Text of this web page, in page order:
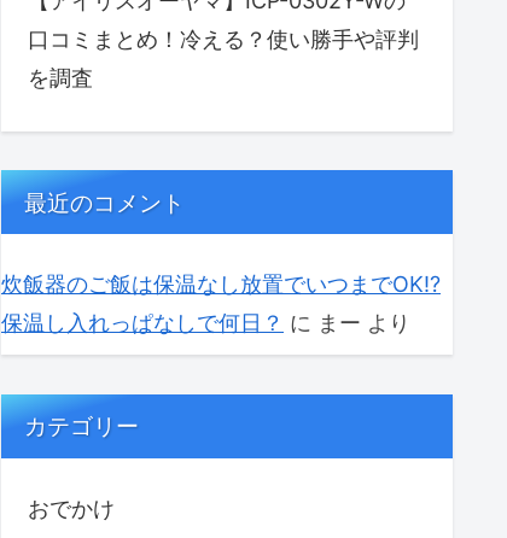
口コミまとめ！冷える？使い勝手や評判
を調査
最近のコメント
炊飯器のご飯は保温なし放置でいつまでOK⁉
保温し入れっぱなしで何日？ に まー より
カテゴリー
おでかけ